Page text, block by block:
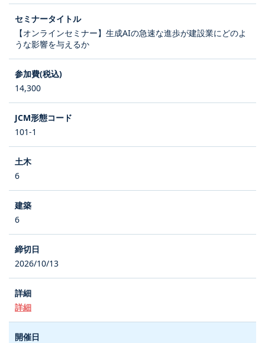
【オンラインセミナー】生成AIの急速な進歩が建設業にどのよ
うな影響を与えるか
14,300
101-1
6
6
2026/10/13
詳細